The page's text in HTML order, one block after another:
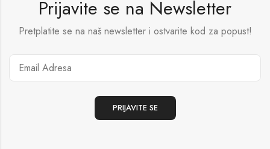
Prijavite se na Newsletter
Pretplatite se na naš newsletter i ostvarite kod za popust!